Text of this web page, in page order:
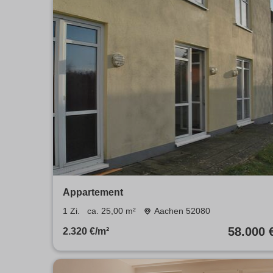
Appartement
1 Zi. ca. 25,00 m² Aachen 52080
2.320 €/m² 58.000